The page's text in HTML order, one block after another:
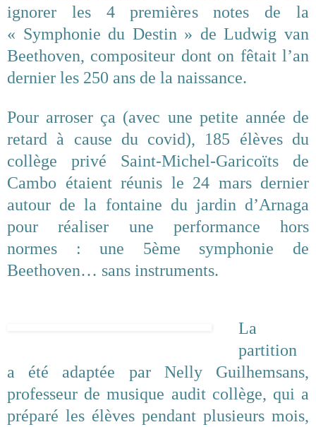
ignorer les 4 premières notes de la
« Symphonie du Destin » de Ludwig van
Beethoven, compositeur dont on fêtait l’an
dernier les 250 ans de la naissance.
Pour arroser ça (avec une petite année de
retard à cause du covid), 185 élèves du
collège privé Saint-Michel-Garicoïts de
Cambo étaient réunis le 24 mars dernier
autour de la fontaine du jardin d’Arnaga
pour réaliser une performance hors
normes : une 5ème symphonie de
Beethoven… sans instruments.
La
partition
a été adaptée par Nelly Guilhemsans,
professeur de musique audit collège, qui a
préparé les élèves pendant plusieurs mois,